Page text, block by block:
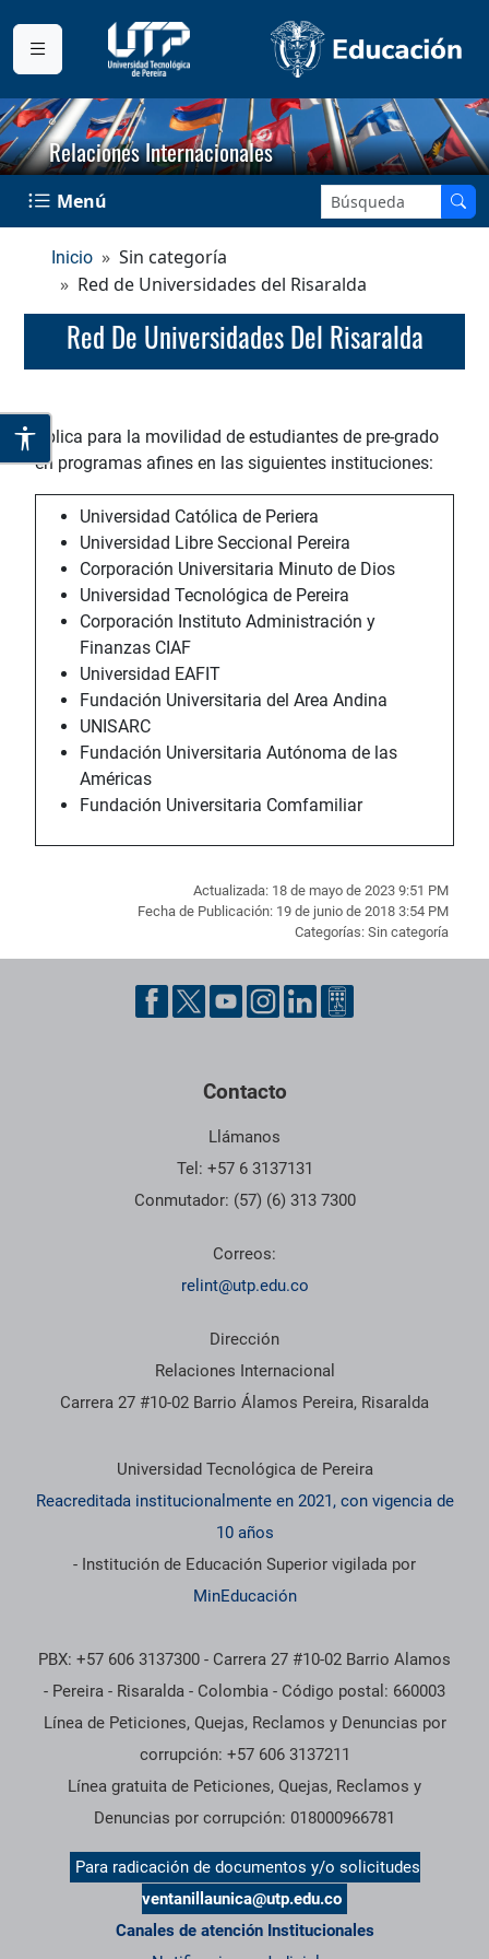
Relaciones Internacionales
Menú Buscar en el sitio:
Inicio
Sin categoría
Red de Universidades del Risaralda
Red De Universidades Del Risaralda
Aplica para la movilidad de estudiantes de pre-grado
en programas afines en las siguientes instituciones:
Universidad Católica de Periera
Universidad Libre Seccional Pereira
Corporación Universitaria Minuto de Dios
Universidad Tecnológica de Pereira
Corporación Instituto Administración y
Finanzas CIAF
Universidad EAFIT
Fundación Universitaria del Area Andina
UNISARC
Fundación Universitaria Autónoma de las
Américas
Fundación Universitaria Comfamiliar
Actualizada: 18 de mayo de 2023 9:51 PM
Fecha de Publicación: 19 de junio de 2018 3:54 PM
Categorías: Sin categoría
Pie de página con información de contacto, redes sociales y
Contacto
Llámanos
Tel: +57 6 3137131
Conmutador: (57) (6) 313 7300
Correos:
relint@utp.edu.co
Dirección
Relaciones Internacional
Carrera 27 #10-02 Barrio Álamos Pereira, Risaralda
Información institucional
Universidad Tecnológica de Pereira
Reacreditada institucionalmente en 2021, con vigencia de
10 años
- Institución de Educación Superior vigilada por
MinEducación
PBX: +57 606 3137300 - Carrera 27 #10-02 Barrio Alamos
- Pereira - Risaralda - Colombia - Código postal: 660003
Línea de Peticiones, Quejas, Reclamos y Denuncias por
corrupción: +57 606 3137211
Línea gratuita de Peticiones, Quejas, Reclamos y
Denuncias por corrupción: 018000966781
Para radicación de documentos y/o solicitudes
ventanillaunica@utp.edu.co
Canales de atención Institucionales